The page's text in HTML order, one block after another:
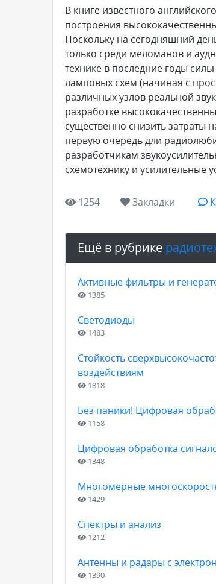
В книге известного
построения
Поскольку на сегодняшний
только среди меломанов и
технике в последние годы
ламповых схем (начиная с
различных узлов реальной
разработке
существенно снизить затраты
первую очередь дли
разработчикам
схемотехнику и усилительные
1254 Закладки
Ещё в рубрике
Активные фильтры и
1385
Светодиоды
1483
Стойкость
воздействиям
1818
Без паники! Цифровая
1158
Цифровая обработка
1348
Многомерные
1429
Спектры и анализ
1212
Антенны и радары с
1390